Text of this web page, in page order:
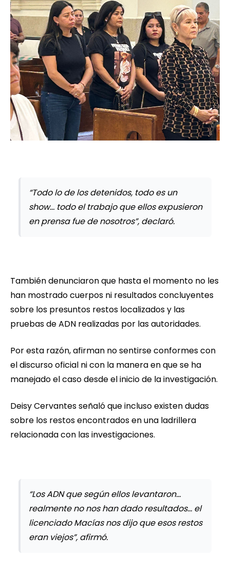
“Todo lo de los detenidos, todo es un
show… todo el trabajo que ellos expusieron
en prensa fue de nosotros”, declaró.
También denunciaron que hasta el momento no les
han mostrado cuerpos ni resultados concluyentes
sobre los presuntos restos localizados y las
pruebas de ADN realizadas por las autoridades.
Por esta razón, afirman no sentirse conformes con
el discurso oficial ni con la manera en que se ha
manejado el caso desde el inicio de la investigación.
Deisy Cervantes señaló que incluso existen dudas
sobre los restos encontrados en una ladrillera
relacionada con las investigaciones.
“Los ADN que según ellos levantaron…
realmente no nos han dado resultados… el
licenciado Macías nos dijo que esos restos
eran viejos”, afirmó.